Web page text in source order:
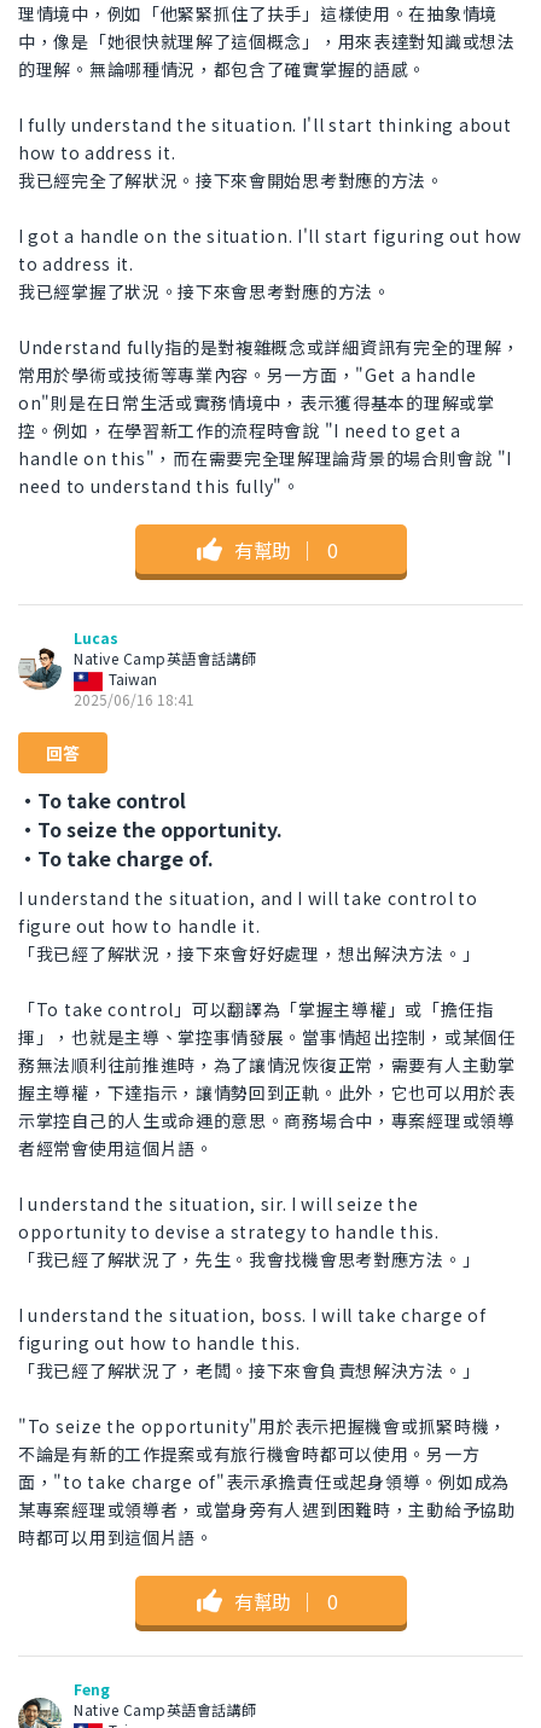
理情境中，例如「他緊緊抓住了扶手」這樣使用。在抽象情境
中，像是「她很快就理解了這個概念」，用來表達對知識或想法
的理解。無論哪種情況，都包含了確實掌握的語感。
I fully understand the situation. I'll start thinking about
how to address it.
我已經完全了解狀況。接下來會開始思考對應的方法。
I got a handle on the situation. I'll start figuring out how
to address it.
我已經掌握了狀況。接下來會思考對應的方法。
Understand fully指的是對複雜概念或詳細資訊有完全的理解，
常用於學術或技術等專業內容。另一方面，"Get a handle
on"則是在日常生活或實務情境中，表示獲得基本的理解或掌
控。例如，在學習新工作的流程時會說 "I need to get a
handle on this"，而在需要完全理解理論背景的場合則會說 "I
need to understand this fully"。
有幫助 ｜ 0
Lucas
Native Camp英語會話講師
Taiwan
2025/06/16 18:41
回答
・To take control
・To seize the opportunity.
・To take charge of.
I understand the situation, and I will take control to
figure out how to handle it.
「我已經了解狀況，接下來會好好處理，想出解決方法。」
「To take control」可以翻譯為「掌握主導權」或「擔任指
揮」，也就是主導、掌控事情發展。當事情超出控制，或某個任
務無法順利往前推進時，為了讓情況恢復正常，需要有人主動掌
握主導權，下達指示，讓情勢回到正軌。此外，它也可以用於表
示掌控自己的人生或命運的意思。商務場合中，專案經理或領導
者經常會使用這個片語。
I understand the situation, sir. I will seize the
opportunity to devise a strategy to handle this.
「我已經了解狀況了，先生。我會找機會思考對應方法。」
I understand the situation, boss. I will take charge of
figuring out how to handle this.
「我已經了解狀況了，老闆。接下來會負責想解決方法。」
"To seize the opportunity"用於表示把握機會或抓緊時機，
不論是有新的工作提案或有旅行機會時都可以使用。另一方
面，"to take charge of"表示承擔責任或起身領導。例如成為
某專案經理或領導者，或當身旁有人遇到困難時，主動給予協助
時都可以用到這個片語。
有幫助 ｜ 0
Feng
Native Camp英語會話講師